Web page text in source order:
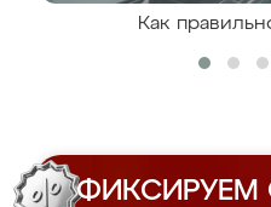
Как
ФИКСИРУЕМ